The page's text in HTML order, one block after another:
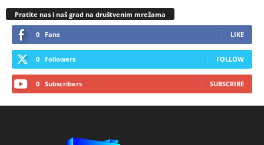
Pratite nas i naš grad na društvenim mrežama
0 Fans LIKE
0 Followers FOLLOW
0 Subscribers SUBSCRIBE